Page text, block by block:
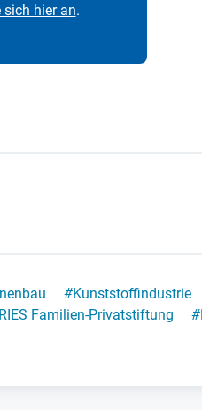
sich hier an.
#Kunststoffindustrie
Familien-Privatstiftung #